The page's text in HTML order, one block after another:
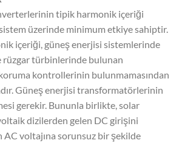
tipik harmonik içeriği
sistem üzerinde minimum etkiye sahiptir.
içeriği, güneş enerjisi sistemlerinde
rüzgar türbinlerinde bulunan
kontrollerinin bulunmamasından
Güneş enerjisi transformatörlerinin
gerekir. Bununla birlikte, solar
dizilerden gelen DC girişini
voltajına sorunsuz bir şekilde